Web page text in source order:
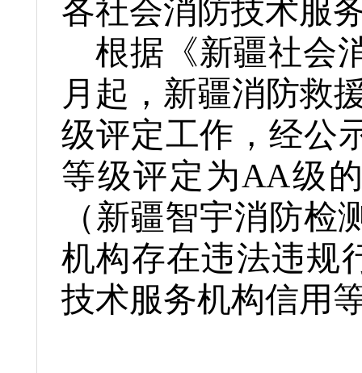
各社会消防技术服
根据《新疆社会
月起，新疆消防救
级评定工作，经公
等级评定为AA级
（新疆智宇消防
机构存在违法违规
技术服务机构信用